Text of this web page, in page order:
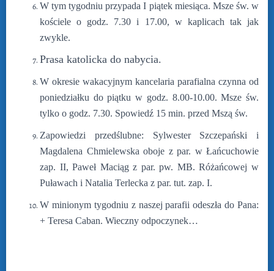
W tym tygodniu przypada I piątek miesiąca. Msze św. w
kościele o godz. 7.30 i 17.00, w kaplicach tak jak
zwykle.
Prasa katolicka do nabycia.
W okresie wakacyjnym kancelaria parafialna czynna od
poniedziałku do piątku w godz. 8.00-10.00. Msze św.
tylko o godz. 7.30. Spowiedź 15 min. przed Mszą św.
Zapowiedzi przedślubne: Sylwester Szczepański i
Magdalena Chmielewska oboje z par. w Łańcuchowie
zap. II, Paweł Maciąg z par. pw. MB. Różańcowej w
Puławach i Natalia Terlecka z par. tut. zap. I.
W minionym tygodniu z naszej parafii odeszła do Pana:
+ Teresa Caban. Wieczny odpoczynek…